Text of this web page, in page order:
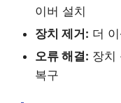
이버 설치
장치 제거: 더
오류 해결: 장치
복구